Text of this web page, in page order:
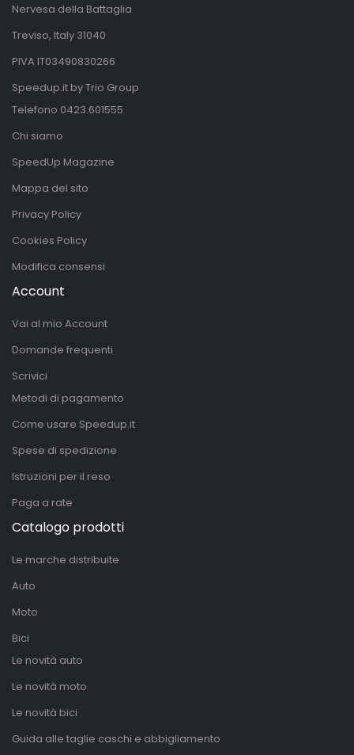
Nervesa della Battaglia
Treviso, Italy 31040
PIVA IT03490830266
Speedup.it by Trio Group
Telefono 0423.601555
Chi siamo
SpeedUp Magazine
Mappa del sito
Privacy Policy
Cookies Policy
Modifica consensi
Account
Vai al mio Account
Domande frequenti
Scrivici
Metodi di pagamento
Come usare Speedup.it
Spese di spedizione
Istruzioni per il reso
Paga a rate
Catalogo prodotti
Le marche distribuite
Auto
Moto
Bici
Le novità auto
Le novità moto
Le novità bici
Guida alle taglie caschi e abbigliamento